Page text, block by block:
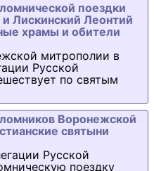
поездки
Лискинский Леонтий
храмы и обители
митрополии в
Русской
по святым
Воронежской
святыни
Русской
поездку